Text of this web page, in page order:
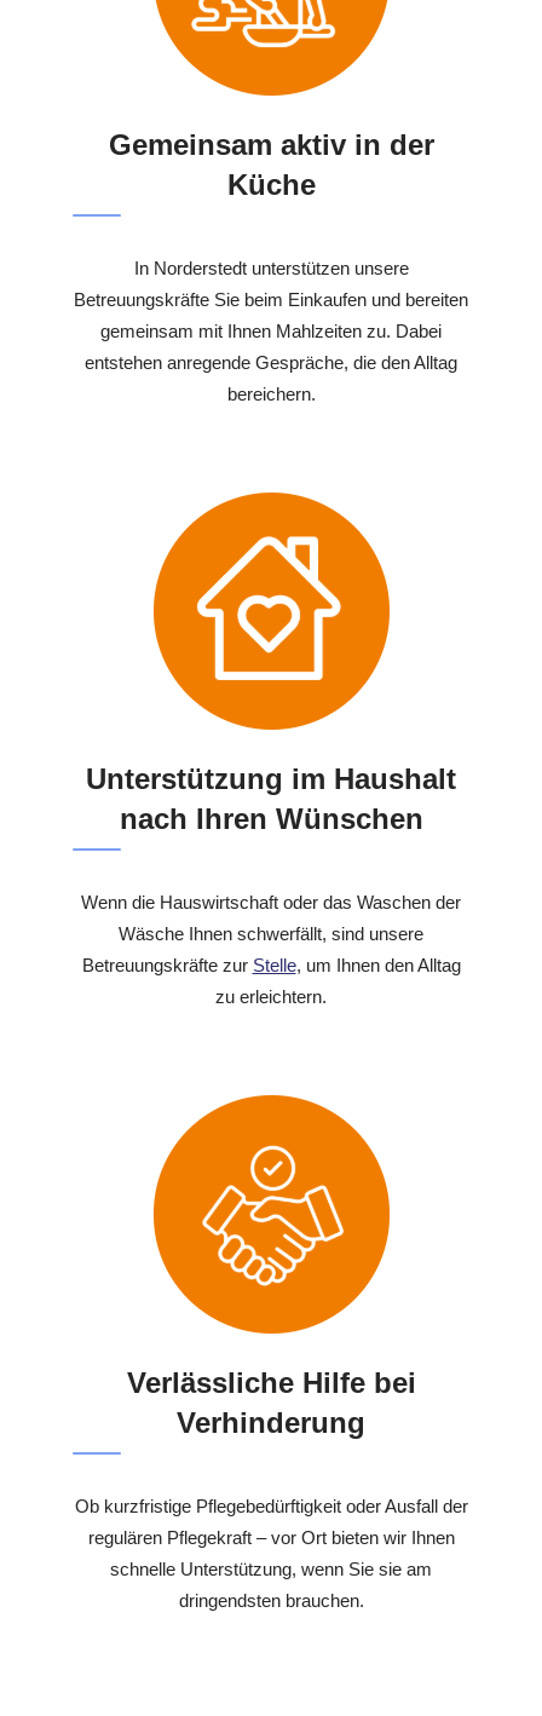
Gemeinsam aktiv in der
Küche
In Norderstedt unterstützen unsere
Betreuungskräfte Sie beim Einkaufen und bereiten
gemeinsam mit Ihnen Mahlzeiten zu. Dabei
entstehen anregende Gespräche, die den Alltag
bereichern.
Unterstützung im Haushalt
nach Ihren Wünschen
Wenn die Hauswirtschaft oder das Waschen der
Wäsche Ihnen schwerfällt, sind unsere
Betreuungskräfte zur Stelle, um Ihnen den Alltag
zu erleichtern.
Verlässliche Hilfe bei
Verhinderung
Ob kurzfristige Pflegebedürftigkeit oder Ausfall der
regulären Pflegekraft – vor Ort bieten wir Ihnen
schnelle Unterstützung, wenn Sie sie am
dringendsten brauchen.